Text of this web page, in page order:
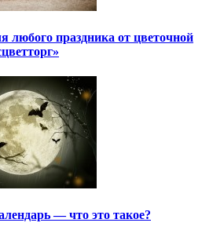
любого праздника от цветочной
— что это такое?